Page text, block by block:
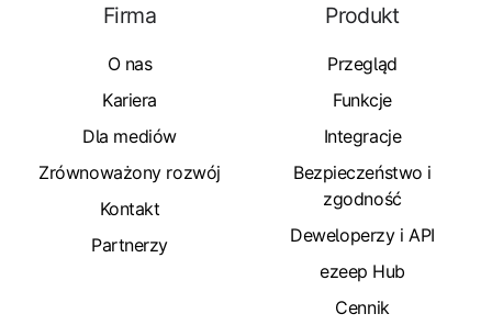
Firma
O nas
Kariera
Dla mediów
Zrównoważony rozwój
Kontakt
Partnerzy
Produkt
Przegląd
Funkcje
Integracje
Bezpieczeństwo i
zgodność
Deweloperzy i API
ezeep Hub
Cennik